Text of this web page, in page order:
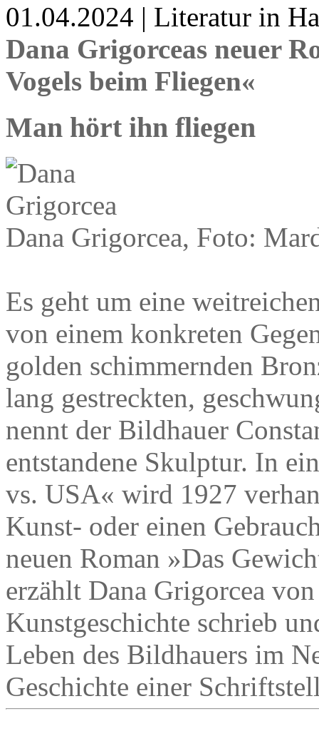
01.04.2024 | Literatur in
Dana Grigorceas neuer
Vogels beim Fliegen«
Man hört ihn fliegen
Dana Grigorcea, Foto:
Es geht um eine
von einem konkreten
golden schimmernden
lang gestreckten,
nennt der Bildhauer
entstandene Skulptur. In
vs. USA« wird 1927
Kunst- oder einen
neuen Roman »Das
erzählt Dana Grigorcea
Kunstgeschichte schrieb
Leben des Bildhauers im
Geschichte einer